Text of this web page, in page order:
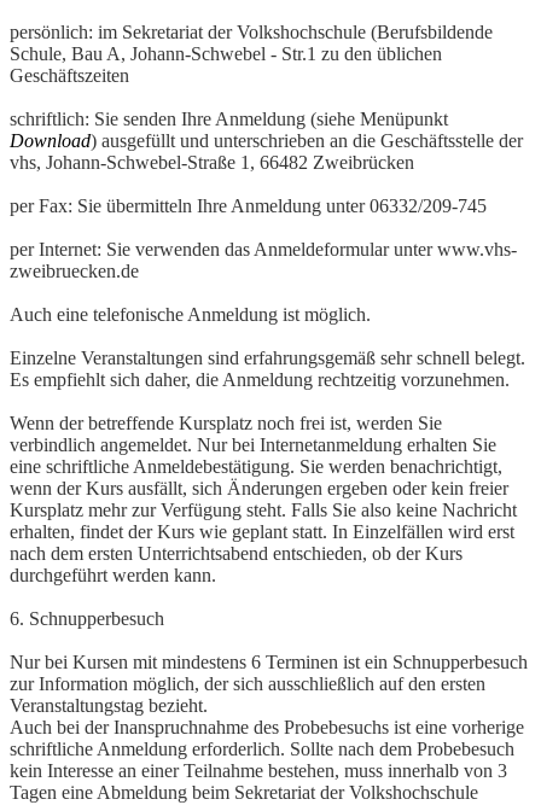
persönlich: im Sekretariat der Volkshochschule (Berufsbildende
Schule, Bau A, Johann-Schwebel - Str.1 zu den üblichen
Geschäftszeiten
schriftlich: Sie senden Ihre Anmeldung (siehe Menüpunkt
Download) ausgefüllt und unterschrieben an die Geschäftsstelle der
vhs, Johann-Schwebel-Straße 1, 66482 Zweibrücken
per Fax: Sie übermitteln Ihre Anmeldung unter 06332/209-745
per Internet: Sie verwenden das Anmeldeformular unter www.vhs-
zweibruecken.de
Auch eine telefonische Anmeldung ist möglich.
Einzelne Veranstaltungen sind erfahrungsgemäß sehr schnell belegt.
Es empfiehlt sich daher, die Anmeldung rechtzeitig vorzunehmen.
Wenn der betreffende Kursplatz noch frei ist, werden Sie
verbindlich angemeldet. Nur bei Internetanmeldung erhalten Sie
eine schriftliche Anmeldebestätigung. Sie werden benachrichtigt,
wenn der Kurs ausfällt, sich Änderungen ergeben oder kein freier
Kursplatz mehr zur Verfügung steht. Falls Sie also keine Nachricht
erhalten, findet der Kurs wie geplant statt. In Einzelfällen wird erst
nach dem ersten Unterrichtsabend entschieden, ob der Kurs
durchgeführt werden kann.
6. Schnupperbesuch
Nur bei Kursen mit mindestens 6 Terminen ist ein Schnupperbesuch
zur Information möglich, der sich ausschließlich auf den ersten
Veranstaltungstag bezieht.
Auch bei der Inanspruchnahme des Probebesuchs ist eine vorherige
schriftliche Anmeldung erforderlich. Sollte nach dem Probebesuch
kein Interesse an einer Teilnahme bestehen, muss innerhalb von 3
Tagen eine Abmeldung beim Sekretariat der Volkshochschule